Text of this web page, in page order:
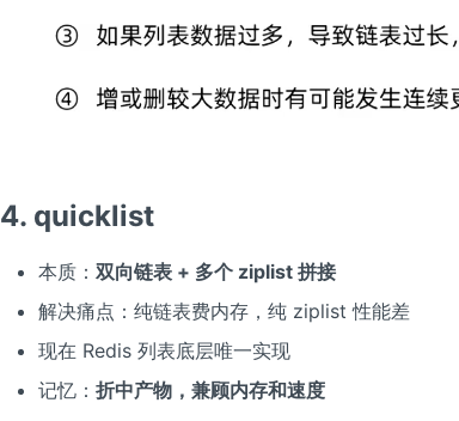
4. quicklist
本质：双向链表 + 多个 ziplist 拼接
解决痛点：纯链表费内存，纯 ziplist 性能差
现在 Redis 列表底层唯一实现
记忆：折中产物，兼顾内存和速度